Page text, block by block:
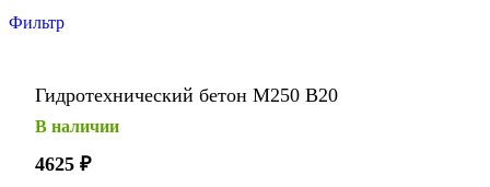
Фильтр
Гидротехнический бетон М250 В20
В наличии
4625 ₽